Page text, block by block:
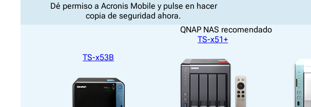
Dé permiso a Acronis Mobile y pulse en hacer
copia de seguridad ahora.
QNAP NAS recomendado
TS-x53B
TS-x51+